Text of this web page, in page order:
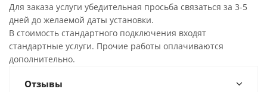
Для заказа услуги убедительная просьба связаться за 3-5
дней до желаемой даты установки.
В стоимость стандартного подключения входят
стандартные услуги. Прочие работы оплачиваются
дополнительно.
Отзывы